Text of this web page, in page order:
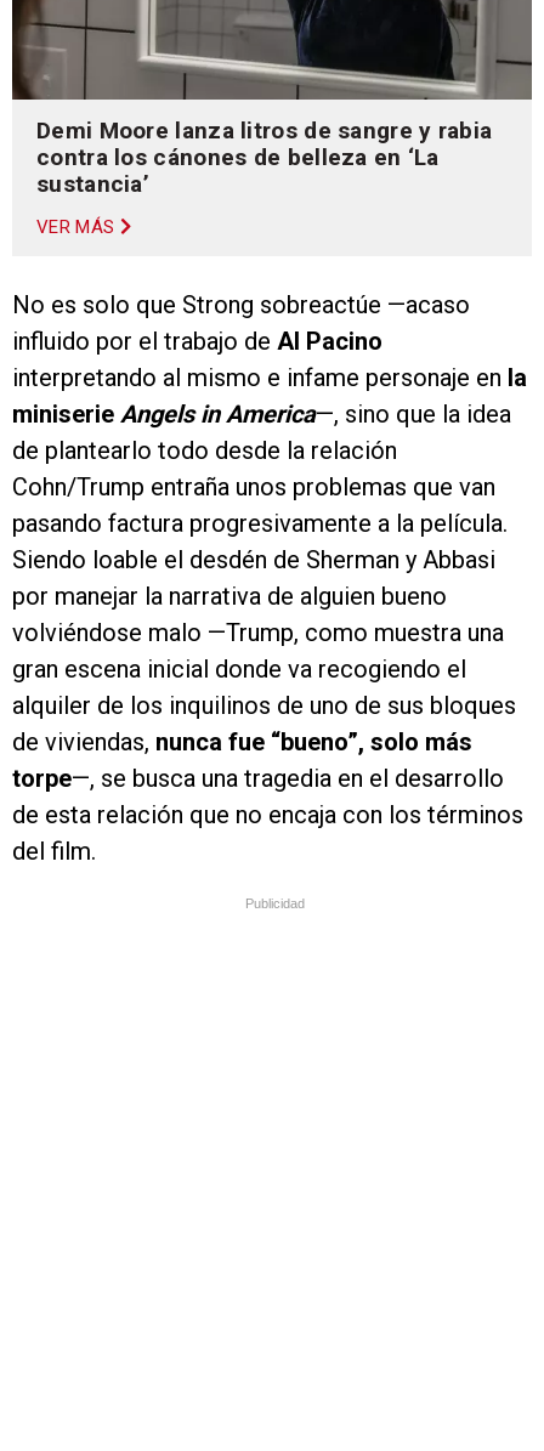
Demi Moore lanza litros de sangre y rabia
contra los cánones de belleza en ‘La
sustancia’
VER MÁS
No es solo que Strong sobreactúe —acaso
influido por el trabajo de Al Pacino
interpretando al mismo e infame personaje en la
miniserie Angels in America—, sino que la idea
de plantearlo todo desde la relación
Cohn/Trump entraña unos problemas que van
pasando factura progresivamente a la película.
Siendo loable el desdén de Sherman y Abbasi
por manejar la narrativa de alguien bueno
volviéndose malo —Trump, como muestra una
gran escena inicial donde va recogiendo el
alquiler de los inquilinos de uno de sus bloques
de viviendas, nunca fue “bueno”, solo más
torpe—, se busca una tragedia en el desarrollo
de esta relación que no encaja con los términos
del film.
Publicidad